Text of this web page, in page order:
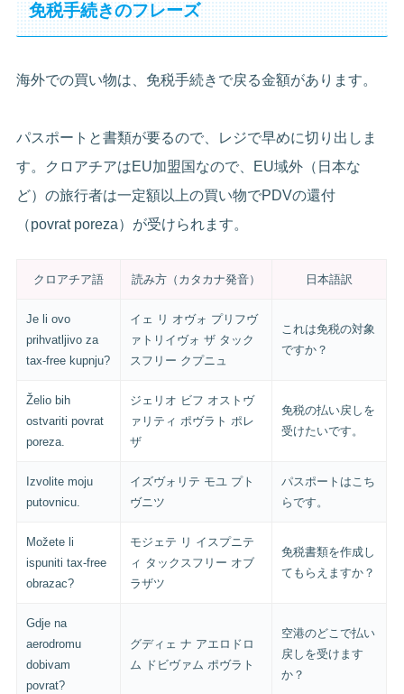
免税手続きのフレーズ
海外での買い物は、免税手続きで戻る金額があります。
パスポートと書類が要るので、レジで早めに切り出しま
す。クロアチアはEU加盟国なので、EU域外（日本な
ど）の旅行者は一定額以上の買い物でPDVの還付
（povrat poreza）が受けられます。
クロアチア語 読み方（カタカナ発音） 日本語訳
Je li ovo
prihvatljivo za
tax-free kupnju?
イェ リ オヴォ プリフヴ
ァトリイヴォ ザ タック
スフリー クプニュ
これは免税の対象
ですか？
Želio bih
ostvariti povrat
poreza.
ジェリオ ビフ オストヴ
ァリティ ポヴラト ポレ
ザ
免税の払い戻しを
受けたいです。
Izvolite moju
putovnicu.
イズヴォリテ モユ プト
ヴニツ
パスポートはこち
らです。
Možete li
ispuniti tax-free
obrazac?
モジェテ リ イスプニテ
ィ タックスフリー オブ
ラザツ
免税書類を作成し
てもらえますか？
Gdje na
aerodromu
dobivam
povrat?
グディェ ナ アエロドロ
ム ドビヴァム ポヴラト
空港のどこで払い
戻しを受けます
か？